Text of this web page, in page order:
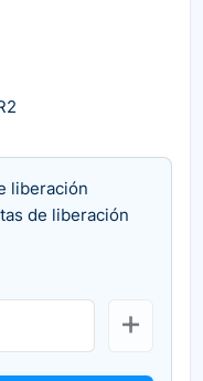
liberación
de liberación